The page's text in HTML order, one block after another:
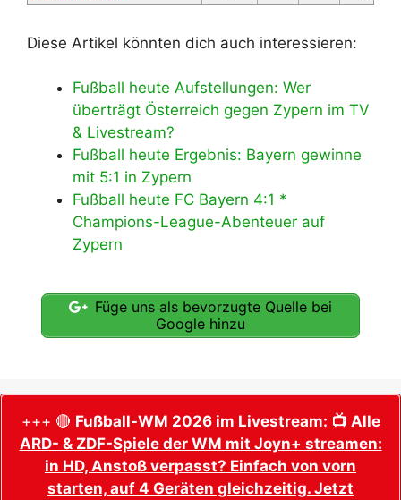
Diese Artikel könnten dich auch interessieren:
Fußball heute Aufstellungen: Wer
überträgt Österreich gegen Zypern im TV
& Livestream?
Fußball heute Ergebnis: Bayern gewinne
mit 5:1 in Zypern
Fußball heute FC Bayern 4:1 *
Champions-League-Abenteuer auf
Zypern
Füge uns als bevorzugte Quelle bei
Google hinzu
+++ 🔴 Fußball-WM 2026 im Livestream: 📺 Alle
ARD- & ZDF-Spiele der WM mit Joyn+ streamen:
in HD, Anstoß verpasst? Einfach von vorn
starten, auf 4 Geräten gleichzeitig. Jetzt